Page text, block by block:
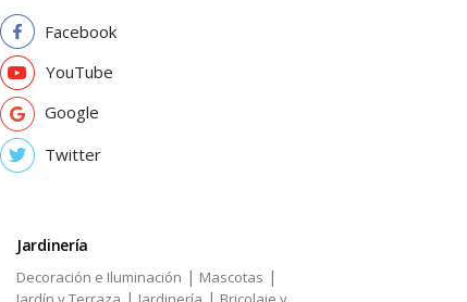
Facebook
YouTube
Google
Twitter
Jardinería
Decoración e Iluminación | Mascotas |